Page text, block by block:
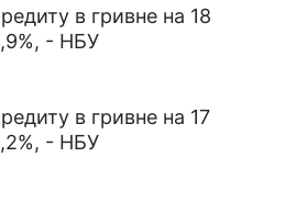
в гривне на 18
- НБУ
в гривне на 17
- НБУ